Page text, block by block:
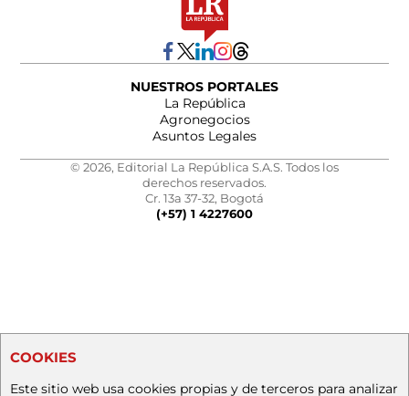
NUESTROS PORTALES
La República
Agronegocios
Asuntos Legales
© 2026, Editorial La República S.A.S. Todos los
derechos reservados.
Cr. 13a 37-32, Bogotá
(+57) 1 4227600
COOKIES
Este sitio web usa cookies propias y de terceros para analizar